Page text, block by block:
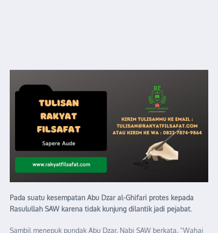
Pada suatu kesempatan Abu Dzar al-Ghifari protes kepada
Rasulullah SAW karena tidak kunjung dilantik jadi pejabat.
Sambil menepuk pundak Abu Dzar, Nabi SAW berkata, “Wahai